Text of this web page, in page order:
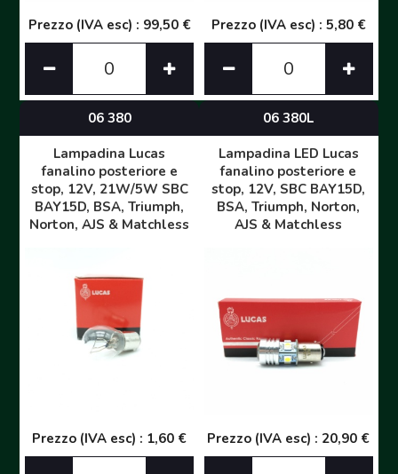
Prezzo (IVA esc) : 99,50 € Prezzo (IVA esc) : 5,80 €
06 380
Lampadina Lucas
fanalino posteriore e
stop, 12V, 21W/5W SBC
BAY15D, BSA, Triumph,
Norton, AJS & Matchless
Prezzo (IVA esc) : 1,60 €
06 380L
Lampadina LED Lucas
fanalino posteriore e
stop, 12V, SBC BAY15D,
BSA, Triumph, Norton,
AJS & Matchless
Prezzo (IVA esc) : 20,90 €